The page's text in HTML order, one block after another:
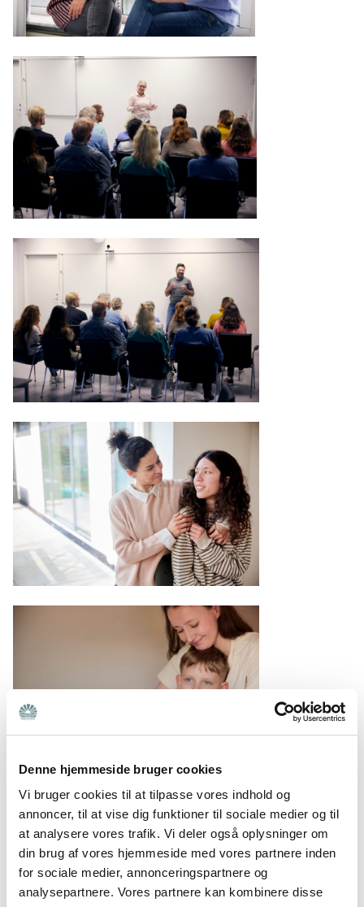
Denne hjemmeside bruger cookies
Vi bruger cookies til at tilpasse vores indhold og
annoncer, til at vise dig funktioner til sociale medier og til
at analysere vores trafik. Vi deler også oplysninger om
din brug af vores hjemmeside med vores partnere inden
for sociale medier, annonceringspartnere og
analysepartnere. Vores partnere kan kombinere disse